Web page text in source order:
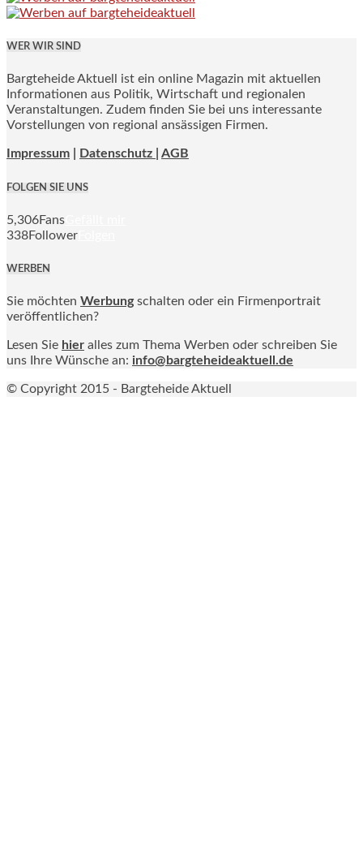
WER WIR SIND
Bargteheide Aktuell ist ein online Magazin mit aktuellen
Informationen aus Politik, Wirtschaft und regionalen
Veranstaltungen. Zudem finden Sie bei uns interessante
Vorstellungen von regional ansässigen Firmen.
Impressum Datenschutz | AGB
FOLGEN SIE UNS
5,306Fans
338Follower
WERBEN
Sie möchten Werbung schalten oder ein Firmenportrait
veröffentlichen?
Lesen Sie hier alles zum Thema Werben oder schreiben Sie
uns Ihre Wünsche an: info@bargteheideaktuell.de
© Copyright 2015 - Bargteheide Aktuell